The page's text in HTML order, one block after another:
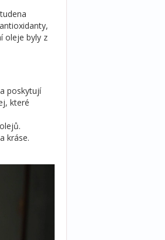
oleje byly z
poskytují
které
kráse.